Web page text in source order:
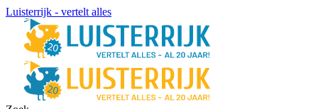
Luisterrijk - vertelt alles